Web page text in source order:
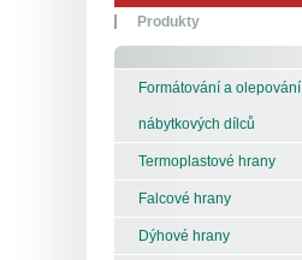
Produkty
Formátování a olepování
nábytkových dílců
Termoplastové hrany
Falcové hrany
Dýhové hrany